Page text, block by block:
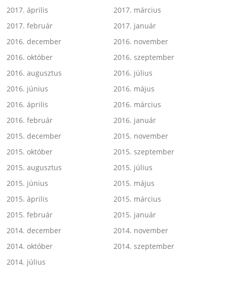
2017. április
2017. március
2017. február
2017. január
2016. december
2016. november
2016. október
2016. szeptember
2016. augusztus
2016. július
2016. június
2016. május
2016. április
2016. március
2016. február
2016. január
2015. december
2015. november
2015. október
2015. szeptember
2015. augusztus
2015. július
2015. június
2015. május
2015. április
2015. március
2015. február
2015. január
2014. december
2014. november
2014. október
2014. szeptember
2014. július